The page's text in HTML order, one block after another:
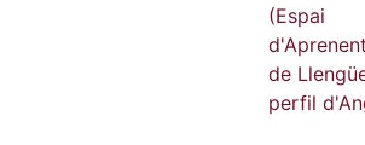
(Espai
de
perfil